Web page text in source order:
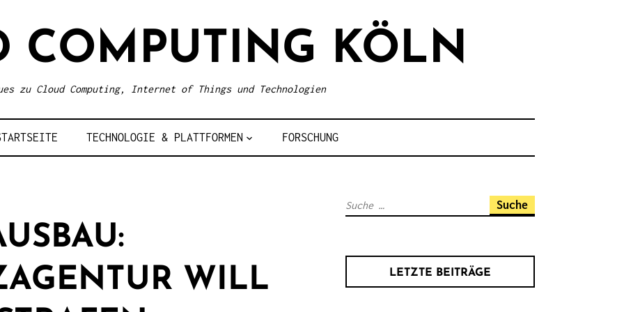
COMPUTING KÖLN
zu Cloud Computing, Internet of Things und Technologien
TECHNOLOGIE & PLATTFORMEN FORSCHUNG
WILL
S
LETZTE BEITRÄGE